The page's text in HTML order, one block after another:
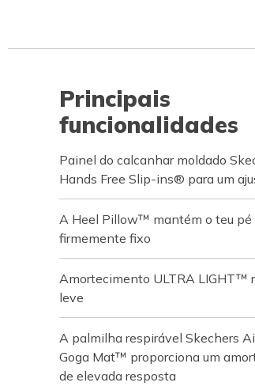
Principais
funcionalidades
Painel do calcanhar moldado
Hands Free Slip-ins® para um
A Heel Pillow™ mantém o teu pé
firmemente fixo
Amortecimento ULTRA LIGHT™
leve
A palmilha respirável Skechers
Goga Mat™ proporciona um
de elevada resposta